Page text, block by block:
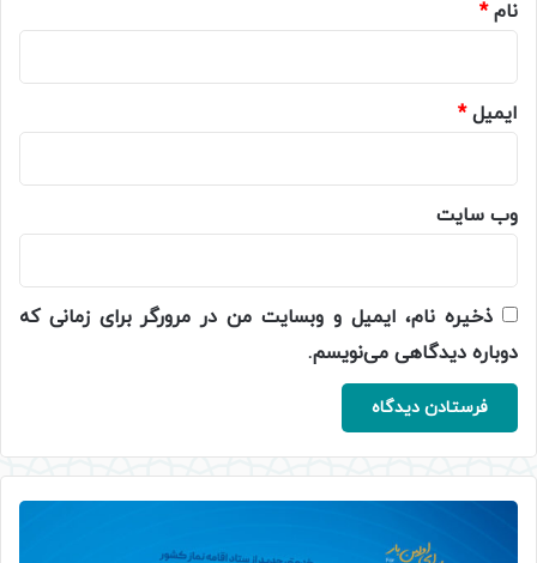
نام*
ایمیل*
وب‌ سایت
ذخیره نام، ایمیل و وبسایت من در مرورگر برای زمانی که
دوباره دیدگاهی می‌نویسم.